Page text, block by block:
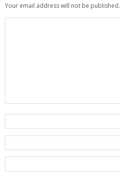
Your email address will not be published.